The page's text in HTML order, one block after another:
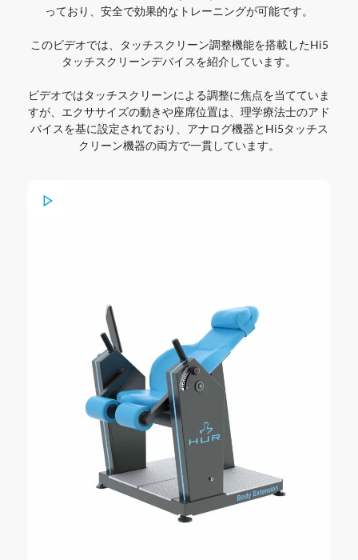
っており、安全で効果的なトレーニングが可能です。
このビデオでは、タッチスクリーン調整機能を搭載したHi5
タッチスクリーンデバイスを紹介しています。
ビデオではタッチスクリーンによる調整に焦点を当てていま
すが、エクササイズの動きや座席位置は、理学療法士のアド
バイスを基に設定されており、アナログ機器とHi5タッチス
クリーン機器の両方で一貫しています。